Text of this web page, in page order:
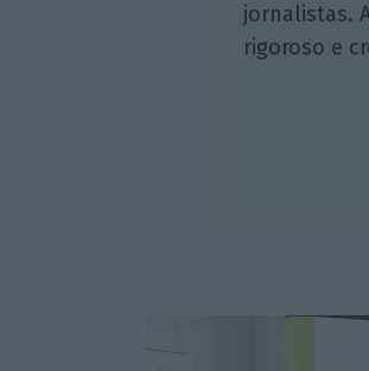
jornalistas.
rigoroso e